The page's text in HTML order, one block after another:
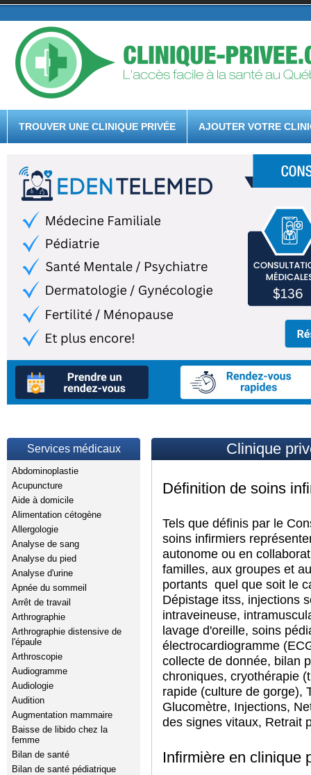
TROUVER UNE CLINIQUE PRIVÉE AJOUTER VOTRE
Services médicaux
Abdominoplastie
Acupuncture
Aide à domicile
Alimentation cétogène
Allergologie
Analyse de sang
Analyse du pied
Analyse d'urine
Apnée du sommeil
Arrêt de travail
Arthrographie
Arthrographie distensive de
l'épaule
Arthroscopie
Audiogramme
Audiologie
Audition
Augmentation mammaire
Baisse de libido chez la
femme
Bilan de santé
Bilan de santé pédiatrique
Clinique
Définition de soins
Tels que définis par le
soins infirmiers
autonome ou en
familles, aux groupes et
portants  quel que soit le
Dépistage itss, injections
intraveineuse,
lavage d'oreille, soins
électrocardiogramme
collecte de donnée, bilan
chroniques, cryothérapie
rapide (culture de gorge),
Glucomètre, Injections,
des signes vitaux, Retrait
Infirmière en clinique